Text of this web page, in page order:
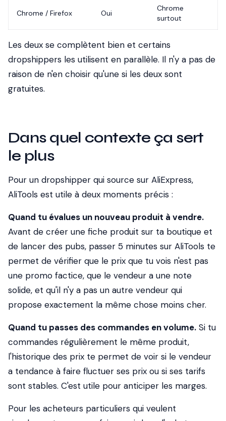
Chrome / Firefox Oui
Chrome
surtout
Les deux se complètent bien et certains
dropshippers les utilisent en parallèle. Il n'y a pas de
raison de n'en choisir qu'une si les deux sont
gratuites.
Dans quel contexte ça sert
le plus
Pour un dropshipper qui source sur AliExpress,
AliTools est utile à deux moments précis :
Quand tu évalues un nouveau produit à vendre.
Avant de créer une fiche produit sur ta boutique et
de lancer des pubs, passer 5 minutes sur AliTools te
permet de vérifier que le prix que tu vois n'est pas
une promo factice, que le vendeur a une note
solide, et qu'il n'y a pas un autre vendeur qui
propose exactement la même chose moins cher.
Quand tu passes des commandes en volume. Si tu
commandes régulièrement le même produit,
l'historique des prix te permet de voir si le vendeur
a tendance à faire fluctuer ses prix ou si ses tarifs
sont stables. C'est utile pour anticiper les marges.
Pour les acheteurs particuliers qui veulent